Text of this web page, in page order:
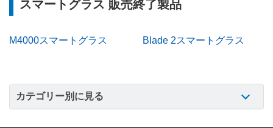
スマートグラス 販売終了製品
M4000スマートグラス Blade 2スマートグラス
カテゴリー別に見る